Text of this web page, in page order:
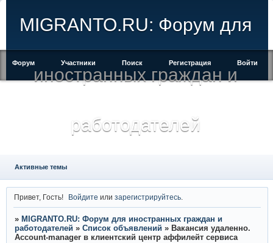
MIGRANTO.RU: Форум для
иностранных граждан и
работодателей
Форум Участники Поиск Регистрация Войти
Активные темы
Привет, Гость! Войдите илизарегистрируйтесь
» MIGRANTO.RU: Форум для иностранных граждан и
работодателей » Список объявлений » Вакансия удаленно.
Account-manager в клиентский центр аффилейт сервиса